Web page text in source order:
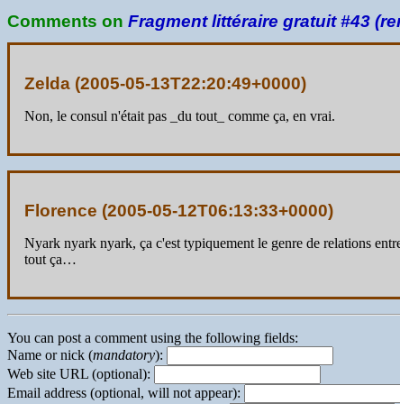
Comments on Fragment littéraire gratuit #43
Zelda (2005-05-13T22:20:49+0000)
Non, le consul n'était pas _du tout_ comme ça, en vrai.
Florence (2005-05-12T06:13:33+0000)
Nyark nyark nyark, ça c'est typiquement le genre de relations
tout ça…
You can post a comment using the following fields:
Name or nick (mandatory):
Web site URL (optional):
Email address (optional, will not appear):